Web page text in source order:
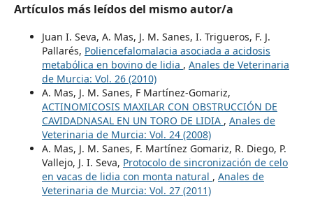
Artículos más leídos del mismo autor/a
Juan I. Seva, A. Mas, J. M. Sanes, I. Trigueros, F. J.
Pallarés, Poliencefalomalacia asociada a acidosis
metabólica en bovino de lidia , Anales de Veterinaria
de Murcia: Vol. 26 (2010)
A. Mas, J. M. Sanes, F Martínez-Gomariz,
ACTINOMICOSIS MAXILAR CON OBSTRUCCIÓN DE
CAVIDADNASAL EN UN TORO DE LIDIA , Anales de
Veterinaria de Murcia: Vol. 24 (2008)
A. Mas, J. M. Sanes, F. Martínez Gomariz, R. Diego, P.
Vallejo, J. I. Seva, Protocolo de sincronización de celo
en vacas de lidia con monta natural , Anales de
Veterinaria de Murcia: Vol. 27 (2011)